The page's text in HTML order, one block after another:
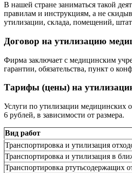
В нашей стране заниматься такой
правилам и инструкциям, а не
утилизации, склада, помещений,
Договор на утилизацию
Фирма заключает с медицинским
гарантии, обязательства, пункт о
Тарифы (цены) на
Услуги по утилизации медицинских
6 рублей, в зависимости от размера.
Вид работ
Транспортировка и утилизация
Транспортировка и утилизация в
Транспортировка ртутьсодержащих